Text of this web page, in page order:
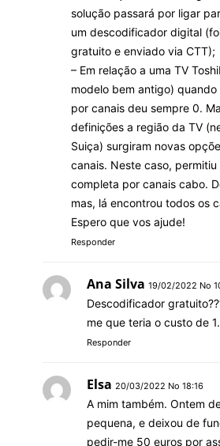
solução passará por ligar
um descodificador digital
gratuito e enviado via CTT);
– Em relação a uma TV
modelo bem antigo)
por canais deu sempre 0.
definições a região da TV
Suiça) surgiram novas
canais. Neste caso,
completa por canais cabo.
mas, lá encontrou todos os
Espero que vos ajude!
Responder
Ana Silva 19/02/2022 No
Descodificador
me que teria o custo de
Responder
Elsa 20/03/2022 No 18:16
A mim também. Ontem
pequena, e deixou de
pedir-me 50 euros por